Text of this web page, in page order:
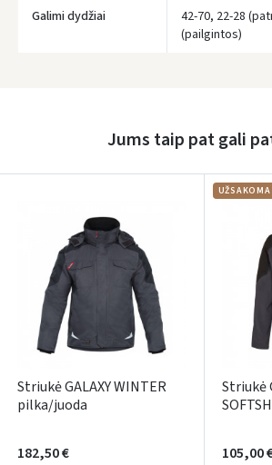
Galimi dydžiai
42-70, 22-28
(pailgintos)
Jums taip pat gali
Striukė GALAXY WINTER
pilka/juoda
182,50 €
UŽSAKOMA
Striukė
105,00
Rašyti atsiliepimą
ARBA
Facebook
Dar neturite paskyros?